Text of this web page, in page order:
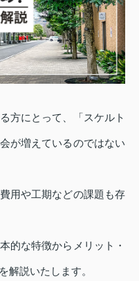
方にとって、「スケルト
が増えているのではない
用や工期などの課題も存
的な特徴からメリット・
解説いたします。